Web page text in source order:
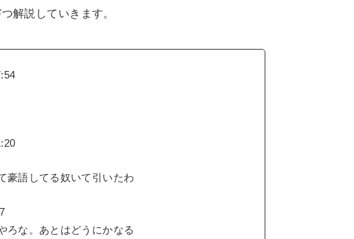
解説していきます。
豪語してる奴いて引いたわ
ろな。あとはどうにかなる